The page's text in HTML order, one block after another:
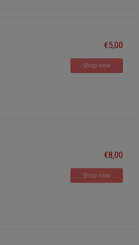
€5,00
Shop now
€8,00
Shop now